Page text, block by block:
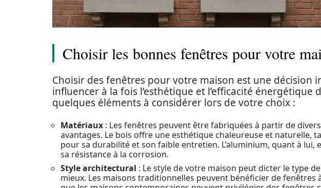
Choisir les bonnes fenêtres pour votre
Choisir des fenêtres pour votre maison est une décision
influencer à la fois l’esthétique et l’efficacité énergétique
quelques éléments à considérer lors de votre choix :
Matériaux : Les fenêtres peuvent être fabriquées à partir de
avantages. Le bois offre une esthétique chaleureuse et naturelle,
pour sa durabilité et son faible entretien. L’aluminium, quant à lui,
sa résistance à la corrosion.
Style architectural : Le style de votre maison peut dicter le type
mieux. Les maisons traditionnelles peuvent bénéficier de